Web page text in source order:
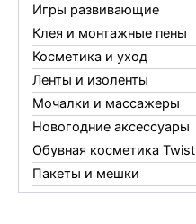
Игры развивающие
Клея и монтажные пены
Косметика и уход
Ленты и изоленты
Мочалки и массажеры
Новогодние аксессуары
Обувная косметика Twist
Пакеты и мешки
Перчатки